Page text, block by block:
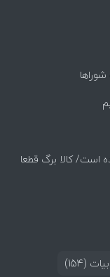
است/ کالا برگ قطعا
(154)